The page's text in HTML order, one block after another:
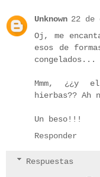
Unknown 22 de
Oj, me
esos de
congelados...
Mmm, ¿¿y
hierbas?? Ah
Un beso!!!
Responder
Respuestas